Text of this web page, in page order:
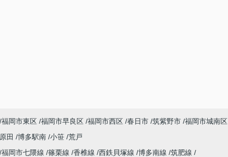
福岡市東区 福岡市早良区 福岡市西区 春日市 筑紫野市 福岡市城南区
原田 博多駅南 小笹 荒戸
福岡市七隈線 篠栗線 香椎線 西鉄貝塚線 博多南線 筑肥線